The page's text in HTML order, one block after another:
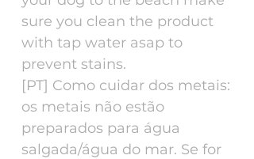
sure you clean the product
with tap water asap to
prevent stains.
[PT] Como cuidar dos metais:
os metais não estão
preparados para água
salgada/água do mar. Se for